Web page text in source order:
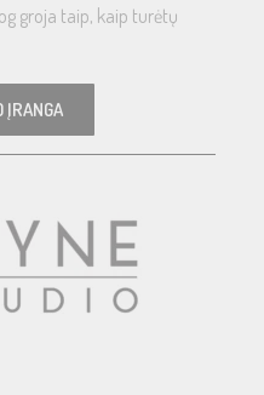
groja taip, kaip turėtų
ĮRANGA